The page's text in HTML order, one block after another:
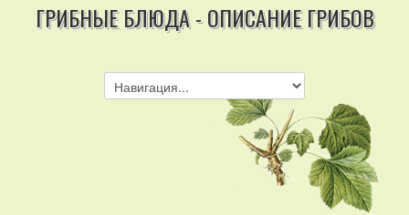
ГРИБНЫЕ БЛЮДА - ОПИСАНИЕ ГРИБОВ